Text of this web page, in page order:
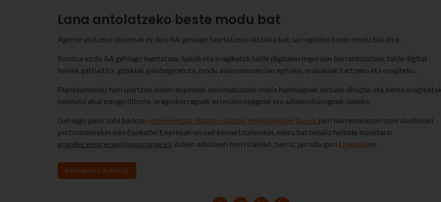
Lana antolatzeko beste modu bat
Agente anitzeko sistemak ez dira AA gehiago txertatzeko aitzakia bat; lan egiteko beste modu bat dira.
Kontua ez da AA gehiago txertatzea, baizik eta eragiketak talde digitalen inguruan berrantolatzea, talde digital
horiek gai baitira, gizakiak gainbegiratuta, modu autonomoan lan egiteko, erabakiak hartzeko eta eragiteko.
Planteamendu hori ulertzen duten enpresek automatizazio-maila handiagoak lortuko dituzte, eta beren
moldatu ahal izango dituzte, eraginkorragoak, erresilienteagoak eta adimendunagoak izateko.
Gehiago jakin nahi baduzu enpresentzat ditugun soluzio teknologikoei buruz, jarri harremanetan zure aholkulari
pertsonalarekin edo Euskaltel Enpresak-en sail komertzialarekin, mezu bat bidaliz helbide honetara:
grandes.empresas@masorange.es. Azken albisteen berri izateko, berriz, jarraitu guri LinkedInen.
Inteligencia Artificial